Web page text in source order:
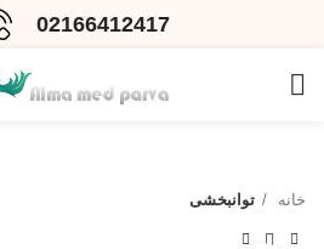
02166412417
خانه توانبخشی